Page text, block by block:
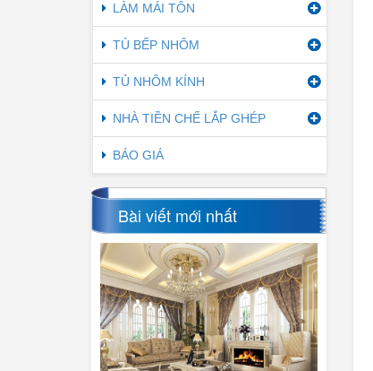
LÀM MÁI TÔN
TỦ BẾP NHÔM
TỦ NHÔM KÍNH
NHÀ TIỀN CHẾ LẮP GHÉP
BÁO GIÁ
Bài viết mới nhất